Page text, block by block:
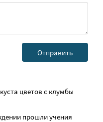
цветов с клумбы
прошли учения